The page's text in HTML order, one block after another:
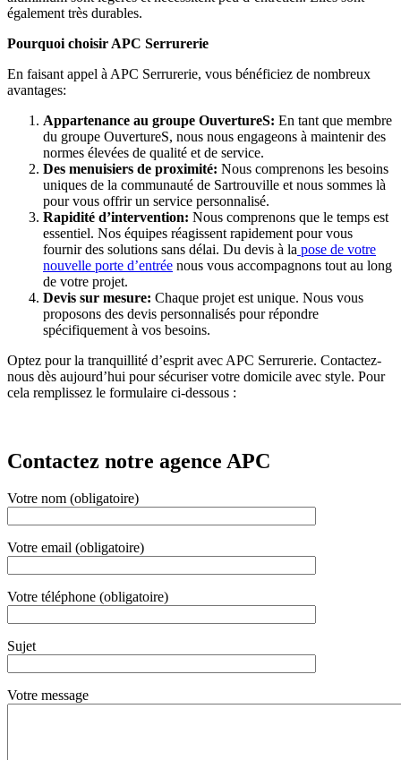
également très durables.
Pourquoi choisir APC Serrurerie
En faisant appel à APC Serrurerie, vous bénéficiez de nombreux
avantages:
Appartenance au groupe OuvertureS: En tant que membre
du groupe OuvertureS, nous nous engageons à maintenir des
normes élevées de qualité et de service.
Des menuisiers de proximité: Nous comprenons les besoins
uniques de la communauté de Sartrouville et nous sommes là
pour vous offrir un service personnalisé.
Rapidité d’intervention: Nous comprenons que le temps est
essentiel. Nos équipes réagissent rapidement pour vous
fournir des solutions sans délai. Du devis à la pose de votre
nouvelle porte d’entrée nous vous accompagnons tout au long
de votre projet.
Devis sur mesure: Chaque projet est unique. Nous vous
proposons des devis personnalisés pour répondre
spécifiquement à vos besoins.
Optez pour la tranquillité d’esprit avec APC Serrurerie. Contactez-
nous dès aujourd’hui pour sécuriser votre domicile avec style. Pour
cela remplissez le formulaire ci-dessous :
Contactez notre agence APC
Votre nom (obligatoire)
Votre email (obligatoire)
Votre téléphone (obligatoire)
Sujet
Votre message